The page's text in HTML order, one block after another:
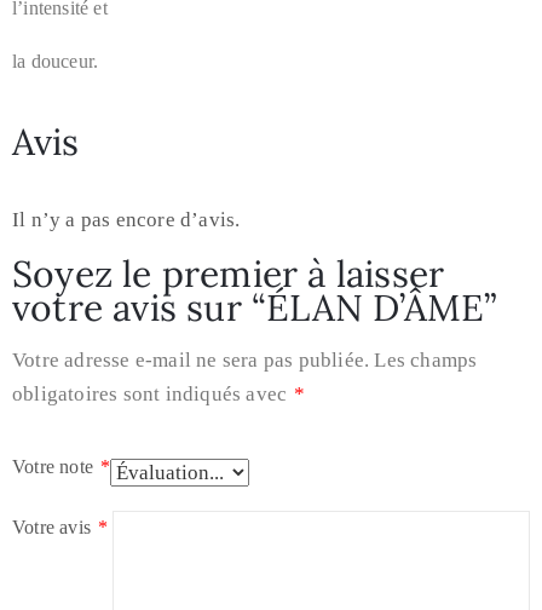
l’intensité et
la douceur.
Avis
Il n’y a pas encore d’avis.
Soyez le premier à laisser
votre avis sur “ÉLAN D’ÂME”
Votre adresse e-mail ne sera pas publiée. Les champs
obligatoires sont indiqués avec *
Votre note *
Votre avis *